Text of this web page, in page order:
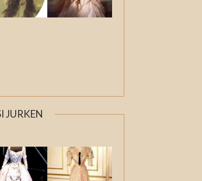
JURKEN